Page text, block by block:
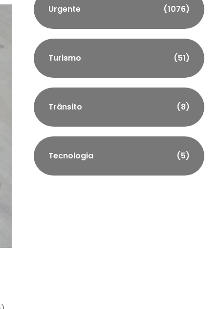
Urgente (1076)
Turismo (51)
Trânsito (8)
Tecnologia (5)